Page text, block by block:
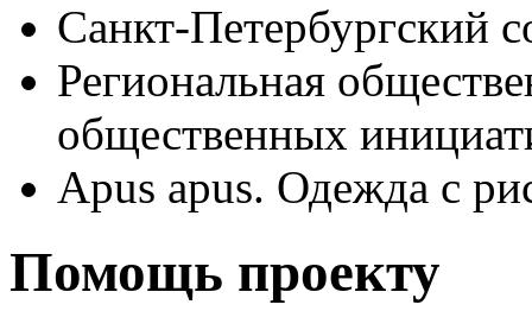
Санкт-Петербургский
Региональная
общественных
Apus apus. Одежда с
Помощь проекту